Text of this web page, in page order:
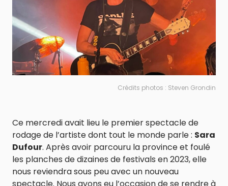
Crédits photos : Steven Grondin
Ce mercredi avait lieu le premier spectacle de
rodage de l’artiste dont tout le monde parle : Sara
Dufour. Après avoir parcouru la province et foulé
les planches de dizaines de festivals en 2023, elle
nous reviendra sous peu avec un nouveau